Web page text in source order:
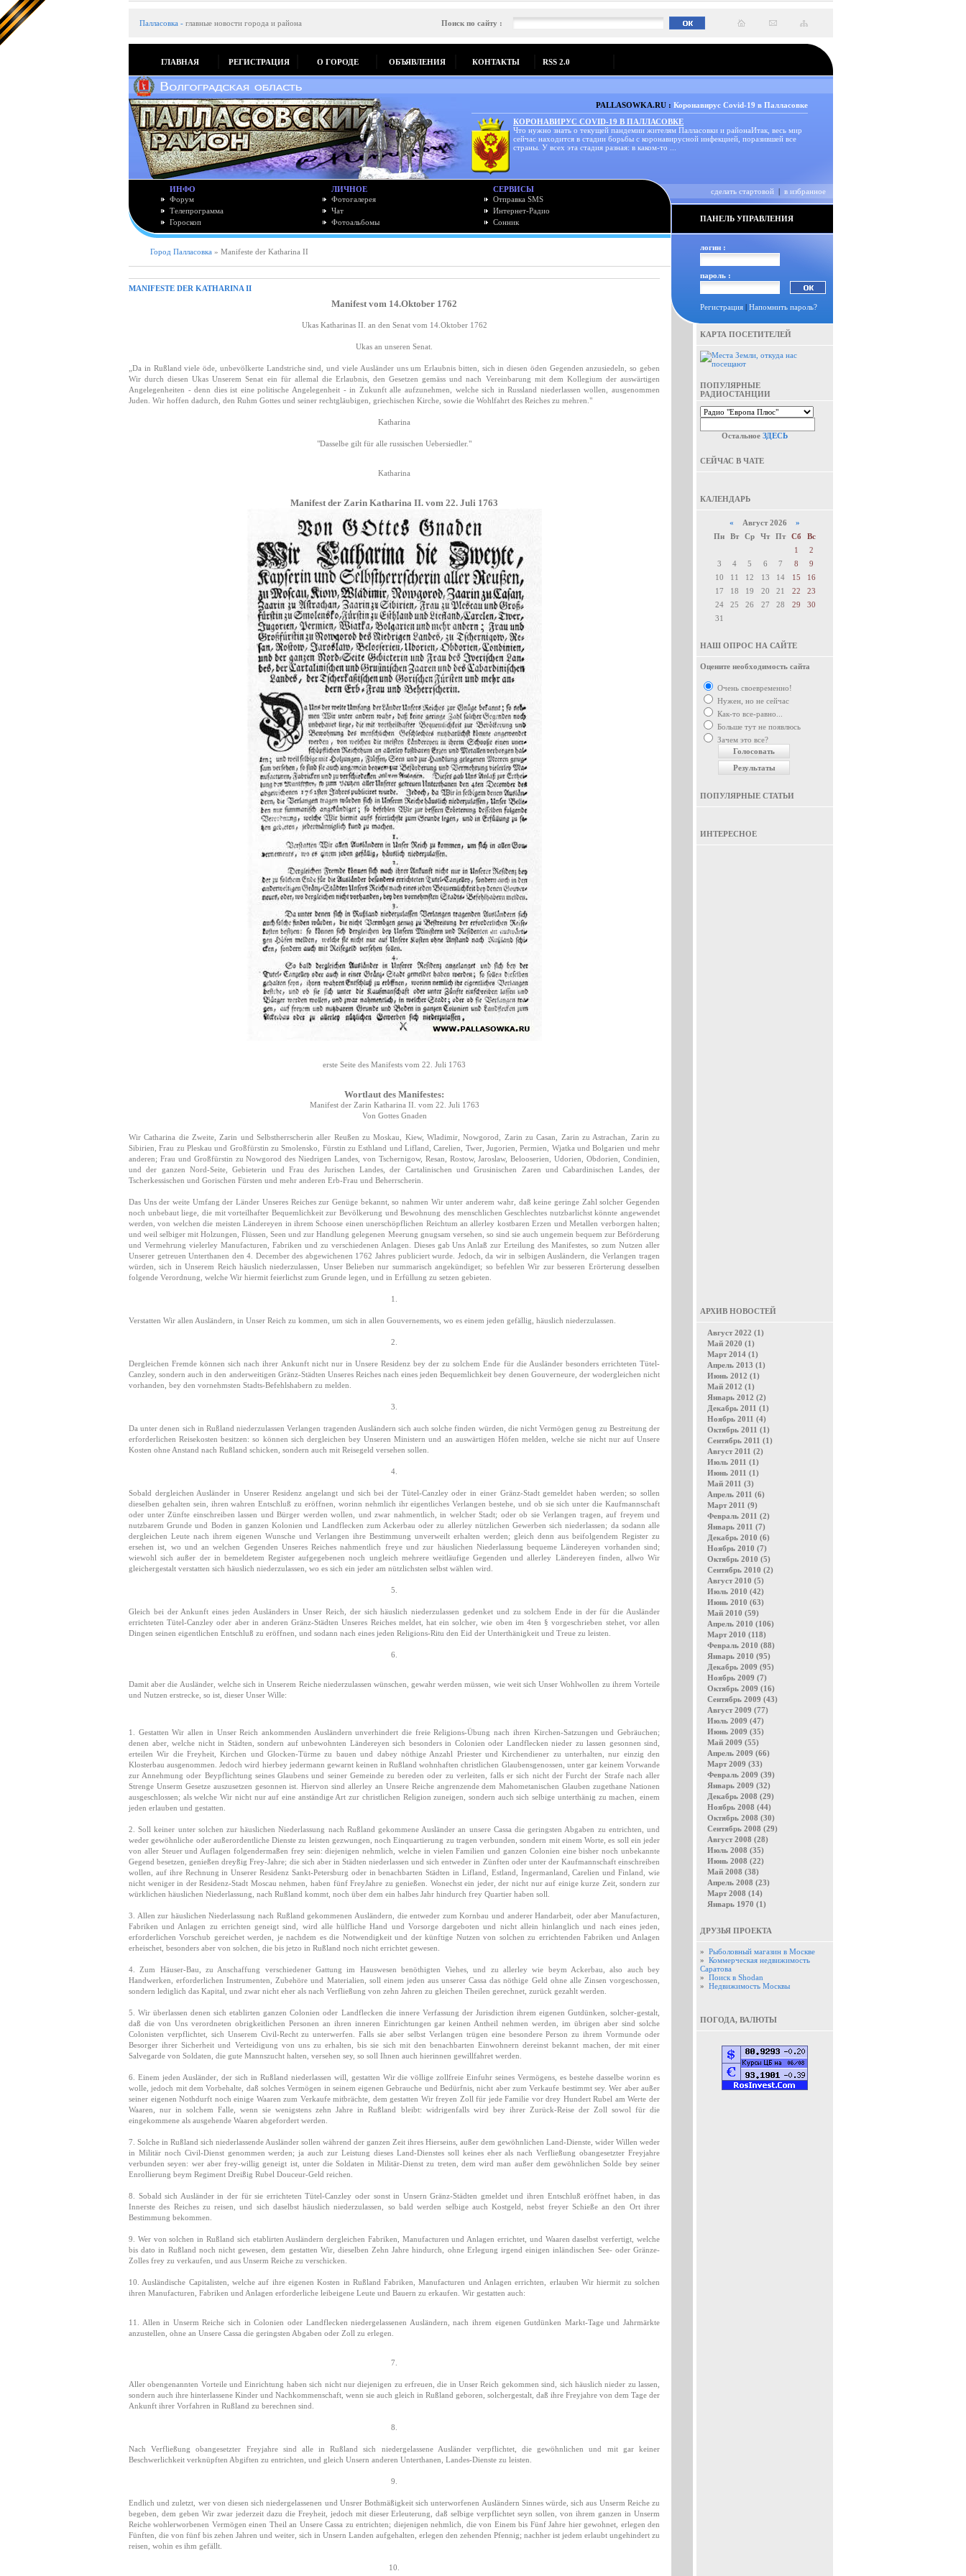
Палласовка - главные новости города и района Поиск по сайту :
ГЛАВНАЯ РЕГИСТРАЦИЯ О ГОРОДЕ ОБЪЯВЛЕНИЯ КОНТАКТЫ RSS 2.0
PALLASOWKA.RU : Коронавирус Covid-19 в Палласовке
КОРОНАВИРУС COVID-19 В ПАЛЛАСОВКЕ
Что нужно знать о текущей пандемии жителям Палласовки и районаИтак, весь мир
сейчас находится в стадии борьбы с коронавирусной инфекцией, поразившей все
страны. У всех эта стадия разная: в каком-то ...
ИНФО
Форум
Телепрограмма
Гороскоп
ЛИЧНОЕ
Фотогалерея
Чат
Фотоальбомы
СЕРВИСЫ
Отправка SMS
Интернет-Радио
Сонник
сделать стартовой | в избранное
ПАНЕЛЬ УПРАВЛЕНИЯ
Город Палласовка » Manifeste der Katharina II
MANIFESTE DER KATHARINA II
Manifest vom 14.Oktober 1762
Ukas Katharinas II. an den Senat vom 14.Oktober 1762
Ukas an unseren Senat.
„Da in Rußland viele öde, unbevölkerte Landstriche sind, und viele Ausländer uns um Erlaubnis bitten, sich in diesen öden Gegenden anzusiedeln, so geben
Wir durch diesen Ukas Unserem Senat ein für allemal die Erlaubnis, den Gesetzen gemäss und nach Vereinbarung mit dem Kollegium der auswärtigen
Angelegenheiten - denn dies ist eine politische Angelegenheit - in Zukunft alle aufzunehmen, welche sich in Russland niederlassen wollen, ausgenommen
Juden. Wir hoffen dadurch, den Ruhm Gottes und seiner rechtgläubigen, griechischen Kirche, sowie die Wohlfahrt des Reiches zu mehren."
Katharina
"Dasselbe gilt für alle russischen Uebersiedler."
Katharina
Manifest der Zarin Katharina II. vom 22. Juli 1763
erste Seite des Manifests vom 22. Juli 1763
Wortlaut des Manifestes:
Manifest der Zarin Katharina II. vom 22. Juli 1763
Von Gottes Gnaden
Wir Catharina die Zweite, Zarin und Selbstherrscherin aller Reußen zu Moskau, Kiew, Wladimir, Nowgorod, Zarin zu Casan, Zarin zu Astrachan, Zarin zu
Sibirien, Frau zu Pleskau und Großfürstin zu Smolensko, Fürstin zu Esthland und Lifland, Carelien, Twer, Jugorien, Permien, Wjatka und Bolgarien und mehr
anderen; Frau und Großfürstin zu Nowgorod des Niedrigen Landes, von Tschernigow, Resan, Rostow, Jaroslaw, Belooserien, Udorien, Obdorien, Condinien,
und der ganzen Nord-Seite, Gebieterin und Frau des Jurischen Landes, der Cartalinischen und Grusinischen Zaren und Cabardinischen Landes, der
Tscherkessischen und Gorischen Fürsten und mehr anderen Erb-Frau und Beherrscherin.
Das Uns der weite Umfang der Länder Unseres Reiches zur Genüge bekannt, so nahmen Wir unter anderem wahr, daß keine geringe Zahl solcher Gegenden
noch unbebaut liege, die mit vorteilhafter Bequemlichkeit zur Bevölkerung und Bewohnung des menschlichen Geschlechtes nutzbarlichst könnte angewendet
werden, von welchen die meisten Ländereyen in ihrem Schoose einen unerschöpflichen Reichtum an allerley kostbaren Erzen und Metallen verborgen halten;
und weil selbiger mit Holzungen, Flüssen, Seen und zur Handlung gelegenen Meerung gnugsam versehen, so sind sie auch ungemein bequem zur Beförderung
und Vermehrung vielerley Manufacturen, Fabriken und zu verschiedenen Anlagen. Dieses gab Uns Anlaß zur Erteilung des Manifestes, so zum Nutzen aller
Unserer getreuen Unterthanen den 4. December des abgewichenen 1762 Jahres publiciert wurde. Jedoch, da wir in selbigen Ausländern, die Verlangen tragen
würden, sich in Unserem Reich häuslich niederzulassen, Unser Belieben nur summarisch angekündiget; so befehlen Wir zur besseren Erörterung desselben
folgende Verordnung, welche Wir hiermit feierlichst zum Grunde legen, und in Erfüllung zu setzen gebieten.
1.
Verstatten Wir allen Ausländern, in Unser Reich zu kommen, um sich in allen Gouvernements, wo es einem jeden gefällig, häuslich niederzulassen.
2.
Dergleichen Fremde können sich nach ihrer Ankunft nicht nur in Unsere Residenz bey der zu solchem Ende für die Ausländer besonders errichteten Tütel-
Canzley, sondern auch in den anderweitigen Gränz-Städten Unseres Reiches nach eines jeden Bequemlichkeit bey denen Gouverneure, der wodergleichen nicht
vorhanden, bey den vornehmsten Stadts-Befehlshabern zu melden.
3.
Da unter denen sich in Rußland niederzulassen Verlangen tragenden Ausländern sich auch solche finden würden, die nicht Vermögen genug zu Bestreitung der
erforderlichen Reisekosten besitzen: so können sich dergleichen bey Unseren Ministern und an auswärtigen Höfen melden, welche sie nicht nur auf Unsere
Kosten ohne Anstand nach Rußland schicken, sondern auch mit Reisegeld versehen sollen.
4.
Sobald dergleichen Ausländer in Unserer Residenz angelangt und sich bei der Tütel-Canzley oder in einer Gränz-Stadt gemeldet haben werden; so sollen
dieselben gehalten sein, ihren wahren Entschluß zu eröffnen, worinn nehmlich ihr eigentliches Verlangen bestehe, und ob sie sich unter die Kaufmannschaft
oder unter Zünfte einschreiben lassen und Bürger werden wollen, und zwar nahmentlich, in welcher Stadt; oder ob sie Verlangen tragen, auf freyem und
nutzbarem Grunde und Boden in ganzen Kolonien und Landflecken zum Ackerbau oder zu allerley nützlichen Gewerben sich niederlassen; da sodann alle
dergleichen Leute nach ihrem eigenen Wunsche und Verlangen ihre Bestimmung unverweilt erhalten werden; gleich denn aus beifolgendem Register zu
ersehen ist, wo und an welchen Gegenden Unseres Reiches nahmentlich freye und zur häuslichen Niederlassung bequeme Ländereyen vorhanden sind;
wiewohl sich außer der in bemeldetem Register aufgegebenen noch ungleich mehrere weitläufige Gegenden und allerley Ländereyen finden, allwo Wir
gleichergestalt verstatten sich häuslich niederzulassen, wo es sich ein jeder am nützlichsten selbst wählen wird.
5.
Gleich bei der Ankunft eines jeden Ausländers in Unser Reich, der sich häuslich niederzulassen gedenket und zu solchem Ende in der für die Ausländer
errichteten Tütel-Canzley oder aber in anderen Gränz-Städten Unseres Reiches meldet, hat ein solcher, wie oben im 4ten § vorgeschrieben stehet, vor allen
Dingen seinen eigentlichen Entschluß zu eröffnen, und sodann nach eines jeden Religions-Ritu den Eid der Unterthänigkeit und Treue zu leisten.
6.
Damit aber die Ausländer, welche sich in Unserem Reiche niederzulassen wünschen, gewahr werden müssen, wie weit sich Unser Wohlwollen zu ihrem Vorteile
und Nutzen erstrecke, so ist, dieser Unser Wille:
1. Gestatten Wir allen in Unser Reich ankommenden Ausländern unverhindert die freie Religions-Übung nach ihren Kirchen-Satzungen und Gebräuchen;
denen aber, welche nicht in Städten, sondern auf unbewohnten Ländereyen sich besonders in Colonien oder Landflecken nieder zu lassen gesonnen sind,
erteilen Wir die Freyheit, Kirchen und Glocken-Türme zu bauen und dabey nöthige Anzahl Priester und Kirchendiener zu unterhalten, nur einzig den
Klosterbau ausgenommen. Jedoch wird hierbey jedermann gewarnt keinen in Rußland wohnhaften christlichen Glaubensgenossen, unter gar keinem Vorwande
zur Annehmung oder Beypflichtung seines Glaubens und seiner Gemeinde zu bereden oder zu verleiten, falls er sich nicht der Furcht der Strafe nach aller
Strenge Unserm Gesetze auszusetzen gesonnen ist. Hiervon sind allerley an Unsere Reiche angrenzende dem Mahometanischen Glauben zugethane Nationen
ausgeschlossen; als welche Wir nicht nur auf eine anständige Art zur christlichen Religion zuneigen, sondern auch sich selbige unterthänig zu machen, einem
jeden erlauben und gestatten.
2. Soll keiner unter solchen zur häuslichen Niederlassung nach Rußland gekommene Ausländer an unsere Cassa die geringsten Abgaben zu entrichten, und
weder gewöhnliche oder außerordentliche Dienste zu leisten gezwungen, noch Einquartierung zu tragen verbunden, sondern mit einem Worte, es soll ein jeder
von aller Steuer und Auflagen folgendermaßen frey sein: diejenigen nehmlich, welche in vielen Familien und ganzen Colonien eine bisher noch unbekannte
Gegend besetzen, genießen dreyßig Frey-Jahre; die sich aber in Städten niederlassen und sich entweder in Zünften oder unter der Kaufmannschaft einschreiben
wollen, auf ihre Rechnung in Unserer Residenz Sankt-Petersburg oder in benachbarten Städten in Lifland, Estland, Ingermanland, Carelien und Finland, wie
nicht weniger in der Residenz-Stadt Moscau nehmen, haben fünf FreyJahre zu genießen. Wonechst ein jeder, der nicht nur auf einige kurze Zeit, sondern zur
würklichen häuslichen Niederlassung, nach Rußland kommt, noch über dem ein halbes Jahr hindurch frey Quartier haben soll.
3. Allen zur häuslichen Niederlassung nach Rußland gekommenen Ausländern, die entweder zum Kornbau und anderer Handarbeit, oder aber Manufacturen,
Fabriken und Anlagen zu errichten geneigt sind, wird alle hülfliche Hand und Vorsorge dargeboten und nicht allein hinlanglich und nach eines jeden,
erforderlichen Vorschub gereichet werden, je nachdem es die Notwendigkeit und der künftige Nutzen von solchen zu errichtenden Fabriken und Anlagen
erheischet, besonders aber von solchen, die bis jetzo in Rußland noch nicht errichtet gewesen.
4. Zum Häuser-Bau, zu Anschaffung verschiedener Gattung im Hauswesen benöthigten Viehes, und zu allerley wie beym Ackerbau, also auch bey
Handwerken, erforderlichen Instrumenten, Zubehöre und Materialien, soll einem jeden aus unserer Cassa das nöthige Geld ohne alle Zinsen vorgeschossen,
sondern lediglich das Kapital, und zwar nicht eher als nach Verfließung von zehn Jahren zu gleichen Theilen gerechnet, zurück gezahlt werden.
5. Wir überlassen denen sich etablirten ganzen Colonien oder Landflecken die innere Verfassung der Jurisdiction ihrem eigenen Gutdünken, solcher-gestalt,
daß die von Uns verordneten obrigkeitlichen Personen an ihren inneren Einrichtungen gar keinen Antheil nehmen werden, im übrigen aber sind solche
Colonisten verpflichtet, sich Unserem Civil-Recht zu unterwerfen. Falls sie aber selbst Verlangen trügen eine besondere Person zu ihrem Vormunde oder
Besorger ihrer Sicherheit und Verteidigung von uns zu erhalten, bis sie sich mit den benachbarten Einwohnern dereinst bekannt machen, der mit einer
Salvegarde von Soldaten, die gute Mannszucht halten, versehen sey, so soll Ihnen auch hierinnen gewillfahret werden.
6. Einem jeden Ausländer, der sich in Rußland niederlassen will, gestatten Wir die völlige zollfreie Einfuhr seines Vermögens, es bestehe dasselbe worinn es
wolle, jedoch mit dem Vorbehalte, daß solches Vermögen in seinem eigenen Gebrauche und Bedürfnis, nicht aber zum Verkaufe bestimmt sey. Wer aber außer
seiner eigenen Nothdurft noch einige Waaren zum Verkaufe mitbrächte, dem gestatten Wir freyen Zoll für jede Familie vor drey Hundert Rubel am Werte der
Waaren, nur in solchem Falle, wenn sie wenigstens zehn Jahre in Rußland bleibt: widrigenfalls wird bey ihrer Zurück-Reise der Zoll sowol für die
eingekommene als ausgehende Waaren abgefordert werden.
7. Solche in Rußland sich niederlassende Ausländer sollen während der ganzen Zeit ihres Hierseins, außer dem gewöhnlichen Land-Dienste, wider Willen weder
in Militär noch Civil-Dienst genommen werden; ja auch zur Leistung dieses Land-Dienstes soll keines eher als nach Verfließung obangesetzter Freyjahre
verbunden seyen: wer aber frey-willig geneigt ist, unter die Soldaten in Militär-Dienst zu treten, dem wird man außer dem gewöhnlichen Solde bey seiner
Enrollierung beym Regiment Dreißig Rubel Douceur-Geld reichen.
8. Sobald sich Ausländer in der für sie errichteten Tütel-Canzley oder sonst in Unsern Gränz-Städten gmeldet und ihren Entschluß eröffnet haben, in das
Innerste des Reiches zu reisen, und sich daselbst häuslich niederzulassen, so bald werden selbige auch Kostgeld, nebst freyer Schieße an den Ort ihrer
Bestimmung bekommen.
9. Wer von solchen in Rußland sich etablirten Ausländern dergleichen Fabriken, Manufacturen und Anlagen errichtet, und Waaren daselbst verfertigt, welche
bis dato in Rußland noch nicht gewesen, dem gestatten Wir, dieselben Zehn Jahre hindurch, ohne Erlegung irgend einigen inländischen See- oder Gränze-
Zolles frey zu verkaufen, und aus Unserm Reiche zu verschicken.
10. Ausländische Capitalisten, welche auf ihre eigenen Kosten in Rußland Fabriken, Manufacturen und Anlagen errichten, erlauben Wir hiermit zu solchen
ihren Manufacturen, Fabriken und Anlagen erforderliche leibeigene Leute und Bauern zu erkaufen. Wir gestatten auch:
11. Allen in Unserm Reiche sich in Colonien oder Landflecken niedergelassenen Ausländern, nach ihrem eigenen Gutdünken Markt-Tage und Jahrmärkte
anzustellen, ohne an Unsere Cassa die geringsten Abgaben oder Zoll zu erlegen.
7.
Aller obengenannten Vorteile und Einrichtung haben sich nicht nur diejenigen zu erfreuen, die in Unser Reich gekommen sind, sich häuslich nieder zu lassen,
sondern auch ihre hinterlassene Kinder und Nachkommenschaft, wenn sie auch gleich in Rußland geboren, solchergestalt, daß ihre Freyjahre von dem Tage der
Ankunft ihrer Vorfahren in Rußland zu berechnen sind.
8.
Nach Verfließung obangesetzter Freyjahre sind alle in Rußland sich niedergelassene Ausländer verpflichtet, die gewöhnlichen und mit gar keiner
Beschwerlichkeit verknüpften Abgiften zu entrichten, und gleich Unsern anderen Unterthanen, Landes-Dienste zu leisten.
9.
Endlich und zuletzt, wer von diesen sich niedergelassenen und Unsrer Bothmäßigkeit sich unterworfenen Ausländern Sinnes würde, sich aus Unserm Reiche zu
begeben, dem geben Wir zwar jederzeit dazu die Freyheit, jedoch mit dieser Erleuterung, daß selbige verpflichtet seyn sollen, von ihrem ganzen in Unserm
Reiche wohlerworbenen Vermögen einen Theil an Unsere Cassa zu entrichten; diejenigen nehmlich, die von Einem bis Fünf Jahre hier gewohnet, erlegen den
Fünften, die von fünf bis zehen Jahren und weiter, sich in Unsern Landen aufgehalten, erlegen den zehenden Pfennig; nachher ist jedem erlaubt ungehindert zu
reisen, wohin es ihm gefällt.
10.
логин :
пароль :
Регистрация | Напомнить пароль?
КАРТА ПОСЕТИТЕЛЕЙ
ПОПУЛЯРНЫЕ
РАДИОСТАНЦИИ
Остальное ЗДЕСЬ
СЕЙЧАС В ЧАТЕ
КАЛЕНДАРЬ
« Август 2026 »
Пн
Вт Ср Чт Пт Сб
Вс
1
2
3
4 5 6 7 8
9
10
11 12 13 14 15
16
17
18 19 20 21 22
23
24
25 26 27 28 29
30
31
НАШ ОПРОС НА САЙТЕ
Оцените необходимость сайта
Очень своевременно!
Нужен, но не сейчас
Как-то все-равно...
Больше тут не появлюсь
Зачем это все?
ПОПУЛЯРНЫЕ СТАТЬИ
ИНТЕРЕСНОЕ
АРХИВ НОВОСТЕЙ
Август 2022 (1)
Май 2020 (1)
Март 2014 (1)
Апрель 2013 (1)
Июнь 2012 (1)
Май 2012 (1)
Январь 2012 (2)
Декабрь 2011 (1)
Ноябрь 2011 (4)
Октябрь 2011 (1)
Сентябрь 2011 (1)
Август 2011 (2)
Июль 2011 (1)
Июнь 2011 (1)
Май 2011 (3)
Апрель 2011 (6)
Март 2011 (9)
Февраль 2011 (2)
Январь 2011 (7)
Декабрь 2010 (6)
Ноябрь 2010 (7)
Октябрь 2010 (5)
Сентябрь 2010 (2)
Август 2010 (5)
Июль 2010 (42)
Июнь 2010 (63)
Май 2010 (59)
Апрель 2010 (106)
Март 2010 (118)
Февраль 2010 (88)
Январь 2010 (95)
Декабрь 2009 (95)
Ноябрь 2009 (7)
Октябрь 2009 (16)
Сентябрь 2009 (43)
Август 2009 (77)
Июль 2009 (47)
Июнь 2009 (35)
Май 2009 (55)
Апрель 2009 (66)
Март 2009 (33)
Февраль 2009 (39)
Январь 2009 (32)
Декабрь 2008 (29)
Ноябрь 2008 (44)
Октябрь 2008 (30)
Сентябрь 2008 (29)
Август 2008 (28)
Июль 2008 (35)
Июнь 2008 (22)
Май 2008 (38)
Апрель 2008 (23)
Март 2008 (14)
Январь 1970 (1)
ДРУЗЬЯ ПРОЕКТА
» Рыболовный магазин в Москве
» Коммерческая недвижимость
Саратова
» Поиск в Shodan
» Недвижимость Москвы
ПОГОДА, ВАЛЮТЫ